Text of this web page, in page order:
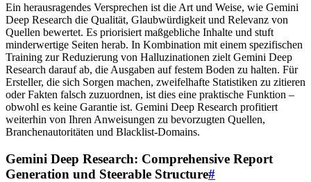
Ein herausragendes Versprechen ist die Art und Weise, wie Gemini
Deep Research die Qualität, Glaubwürdigkeit und Relevanz von
Quellen bewertet. Es priorisiert maßgebliche Inhalte und stuft
minderwertige Seiten herab. In Kombination mit einem spezifischen
Training zur Reduzierung von Halluzinationen zielt Gemini Deep
Research darauf ab, die Ausgaben auf festem Boden zu halten. Für
Ersteller, die sich Sorgen machen, zweifelhafte Statistiken zu zitieren
oder Fakten falsch zuzuordnen, ist dies eine praktische Funktion –
obwohl es keine Garantie ist. Gemini Deep Research profitiert
weiterhin von Ihren Anweisungen zu bevorzugten Quellen,
Branchenautoritäten und Blacklist-Domains.
Gemini Deep Research: Comprehensive Report
Generation und Steerable Structure#